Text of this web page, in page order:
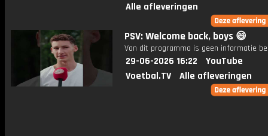
Alle afleveringen
PSV: Welcome back, boys 😄
Van dit programma is geen informatie
29-06-2026 16:22
YouTube
Voetbal.TV
Alle afleveringen